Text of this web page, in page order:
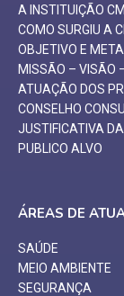
A INSTITUIÇÃO
COMO SURGIU A
OBJETIVO E META
MISSÃO – VISÃO
ATUAÇÃO DOS
CONSELHO
JUSTIFICATIVA
PUBLICO ALVO
ÁREAS DE
SAÚDE
MEIO AMBIENTE
SEGURANÇA